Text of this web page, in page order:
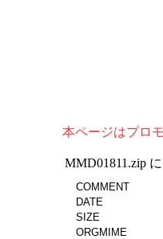
本ページはプロ
MMD01811.zip
COMMENT
DATE
SIZE
ORGMIME